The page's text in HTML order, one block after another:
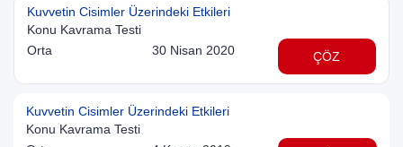
Kuvvetin Cisimler Üzerindeki Etkileri
Konu Kavrama Testi
Orta
30 Nisan 2020 ÇÖZ
Kuvvetin Cisimler Üzerindeki Etkileri
Konu Kavrama Testi